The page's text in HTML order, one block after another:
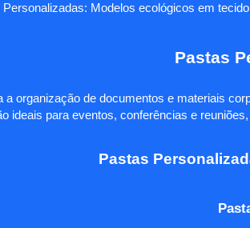
Personalizadas: Modelos ecológicos em
Pastas
organização de documentos e materiais
ideais para eventos, conferências e
Pastas